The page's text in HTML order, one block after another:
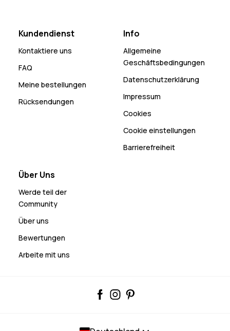
Kundendienst
Kontaktiere uns
FAQ
Meine bestellungen
Rücksendungen
Info
Allgemeine
Geschäftsbedingungen
Datenschutzerklärung
Impressum
Cookies
Cookie einstellungen
Barrierefreiheit
Über Uns
Werde teil der
Community
Über uns
Bewertungen
Arbeite mit uns